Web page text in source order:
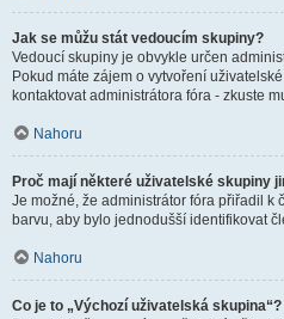
Jak se můžu stát vedoucím skupiny?
Vedoucí skupiny je obvykle určen
Pokud máte zájem o vytvoření
kontaktovat administrátora fóra - zkuste
Nahoru
Proč mají některé uživatelské skupiny
Je možné, že administrátor fóra přiřadil k
barvu, aby bylo jednodušší identifikovat
Nahoru
Co je to „Výchozí uživatelská skupina“?